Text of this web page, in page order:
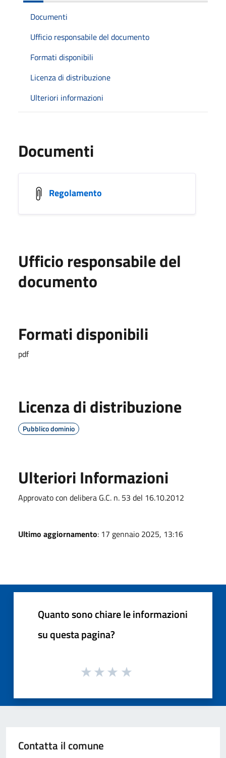
Documenti
Ufficio responsabile del documento
Formati disponibili
Licenza di distribuzione
Ulteriori informazioni
Documenti
Regolamento
Ufficio responsabile del
documento
Formati disponibili
pdf
Licenza di distribuzione
Pubblico dominio
Ulteriori Informazioni
Approvato con delibera G.C. n. 53 del 16.10.2012
Ultimo aggiornamento: 17 gennaio 2025, 13:16
Quanto sono chiare le informazioni
su questa pagina?
Contatta il comune